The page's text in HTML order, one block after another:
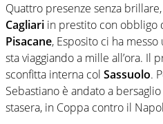
Quattro presenze senza
Cagliari in prestito con obbligo
Pisacane, Esposito ci ha
sta viaggiando a mille all’ora. Il
sconfitta interna col Sassuolo.
Sebastiano è andato a
stasera, in Coppa contro il